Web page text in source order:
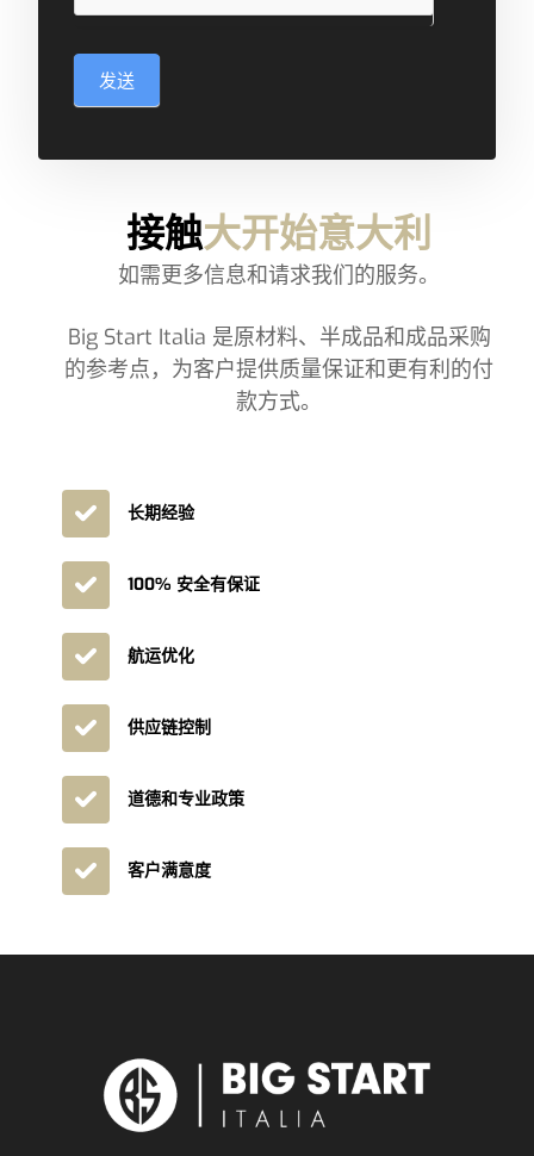
发送
接触大开始意大利
如需更多信息和请求我们的服务。
Big Start Italia 是原材料、半成品和成品采购
的参考点，为客户提供质量保证和更有利的付
款方式。
长期经验
100% 安全有保证
航运优化
供应链控制
道德和专业政策
客户满意度